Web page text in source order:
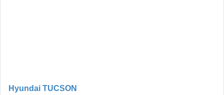
Hyundai TUCSON